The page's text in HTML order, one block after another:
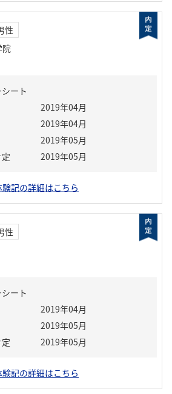
性
院
ート
2019年04月
2019年04月
2019年05月
2019年05月
験記の詳細はこちら
性
ート
2019年04月
2019年05月
2019年05月
験記の詳細はこちら